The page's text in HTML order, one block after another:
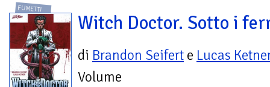
FUMETTI
Witch Doctor. Sotto i
di Brandon Seifert e Lucas
Volume